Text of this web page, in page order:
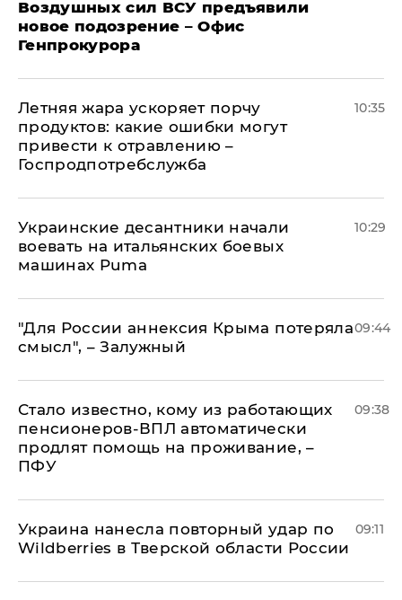
Воздушных сил ВСУ предъявили
новое подозрение – Офис
Генпрокурора
Летняя жара ускоряет порчу
продуктов: какие ошибки могут
привести к отравлению –
Госпродпотребслужба
10:35
Украинские десантники начали
воевать на итальянских боевых
машинах Puma
10:29
"Для России аннексия Крыма потеряла
смысл", – Залужный
09:44
Стало известно, кому из работающих
пенсионеров-ВПЛ автоматически
продлят помощь на проживание, –
ПФУ
09:38
Украина нанесла повторный удар по
Wildberries в Тверской области России
09:11